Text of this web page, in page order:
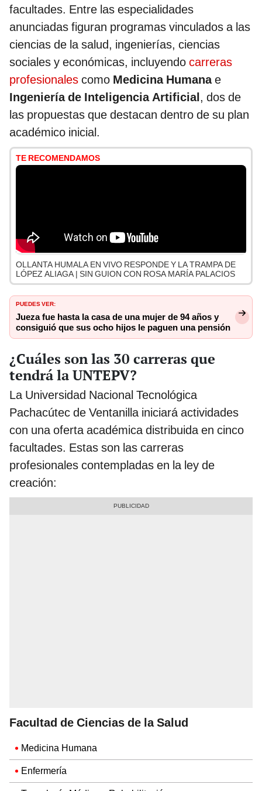
facultades. Entre las especialidades
anunciadas figuran programas vinculados a las
ciencias de la salud, ingenierías, ciencias
sociales y económicas, incluyendo carreras
profesionales como Medicina Humanae
Ingeniería de Inteligencia Artificial, dos de
las propuestas que destacan dentro de su plan
académico inicial.
TE RECOMENDAMOS
OLLANTA HUMALA EN VIVO RESPONDE Y LA TRAMPA DE
LÓPEZ ALIAGA | SIN GUION CON ROSA MARÍA PALACIOS
PUEDES VER:
Jueza fue hasta la casa de una mujer de 94 años y
consiguió que sus ocho hijos le paguen una pensión
¿Cuáles son las 30 carreras que
tendrá la UNTEPV?
La Universidad Nacional Tecnológica
Pachacútec de Ventanilla iniciará actividades
con una oferta académica distribuida en cinco
facultades. Estas son las carreras
profesionales contempladas en la ley de
creación:
Facultad de Ciencias de la Salud
Medicina Humana
Enfermería